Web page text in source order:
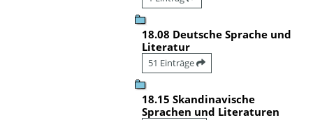
18.08 Deutsche Sprache und
Literatur
51 Einträge
18.15 Skandinavische
Sprachen und Literaturen